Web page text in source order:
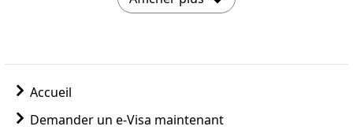
Accueil
Demander un e-Visa maintenant